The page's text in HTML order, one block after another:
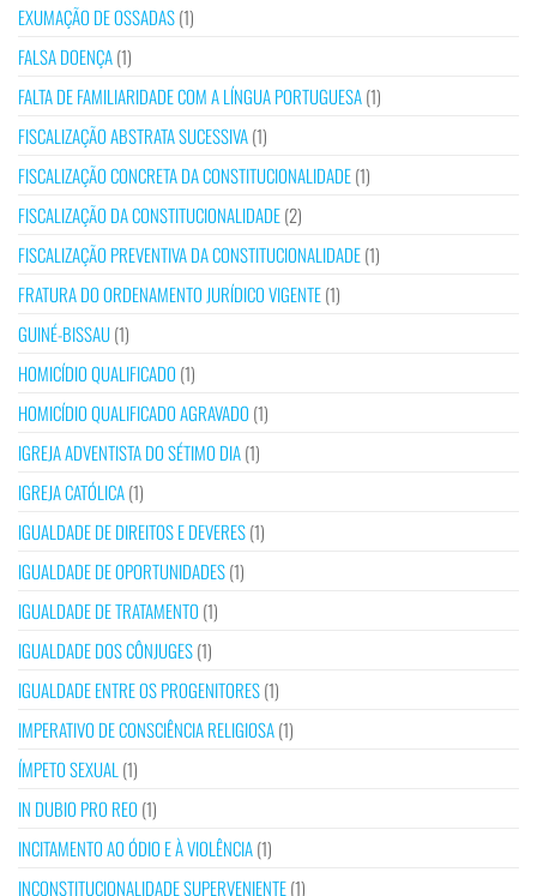
EXUMAÇÃO DE OSSADAS(1)
FALSA DOENÇA(1)
FALTA DE FAMILIARIDADE COM A LÍNGUA PORTUGUESA(1)
FISCALIZAÇÃO ABSTRATA SUCESSIVA(1)
FISCALIZAÇÃO CONCRETA DA CONSTITUCIONALIDADE(1)
FISCALIZAÇÃO DA CONSTITUCIONALIDADE(2)
FISCALIZAÇÃO PREVENTIVA DA CONSTITUCIONALIDADE(1)
FRATURA DO ORDENAMENTO JURÍDICO VIGENTE(1)
GUINÉ-BISSAU(1)
HOMICÍDIO QUALIFICADO (1)
HOMICÍDIO QUALIFICADO AGRAVADO (1)
IGREJA ADVENTISTA DO SÉTIMO DIA(1)
IGREJA CATÓLICA(1)
IGUALDADE DE DIREITOS E DEVERES(1)
IGUALDADE DE OPORTUNIDADES(1)
IGUALDADE DE TRATAMENTO (1)
IGUALDADE DOS CÔNJUGES(1)
IGUALDADE ENTRE OS PROGENITORES(1)
IMPERATIVO DE CONSCIÊNCIA RELIGIOSA(1)
ÍMPETO SEXUAL (1)
IN DUBIO PRO REO (1)
INCITAMENTO AO ÓDIO E À VIOLÊNCIA(1)
INCONSTITUCIONALIDADE SUPERVENIENTE(1)